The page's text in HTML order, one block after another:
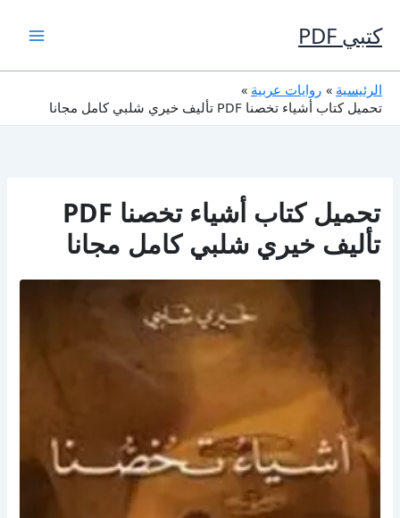
إلى
المحتوى
كتبي PDF
الرئيسية
روايات عربية
تحميل كتاب أشياء تخصنا PDF تأليف خيري شلبي كامل مجانا
تحميل كتاب أشياء تخصنا PDF
تأليف خيري شلبي كامل مجانا